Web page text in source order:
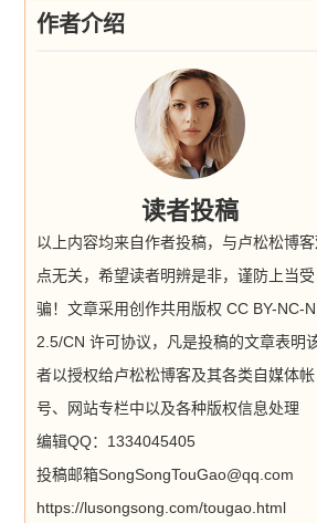
作者介绍
读者投稿
以上内容均来自作者投稿，与卢松松博
点无关，希望读者明辨是非，谨防上当受
骗！文章采用创作共用版权 CC BY-NC-
2.5/CN 许可协议，凡是投稿的文章表明
者以授权给卢松松博客及其各类自媒体帐
号、网站专栏中以及各种版权信息处理
编辑QQ：1334045405
投稿邮箱SongSongTouGao@qq.com
https://lusongsong.com/tougao.html